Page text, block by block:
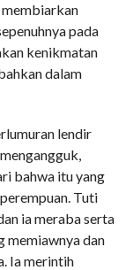
membiarkan
pada
kenikmatan
dalam
lendir
bahwa itu yang
Tuti
ia meraba serta
memiawnya dan
Ia merintih